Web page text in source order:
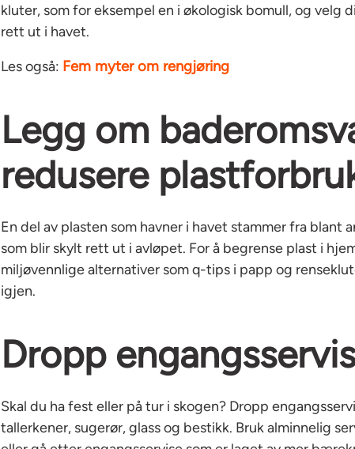
kluter, som for eksempel en i økologisk bomull, og velg
rett ut i havet.
Les også: Fem myter om rengjøring
Legg om
redusere
En del av plasten som havner i havet stammer fra
som blir skylt rett ut i avløpet. For å begrense plast i
miljøvennlige alternativer som q-tips i papp og
igjen.
Dropp
Skal du ha fest eller på tur i skogen? Dropp
tallerkener, sugerør, glass og bestikk. Bruk alminnelig